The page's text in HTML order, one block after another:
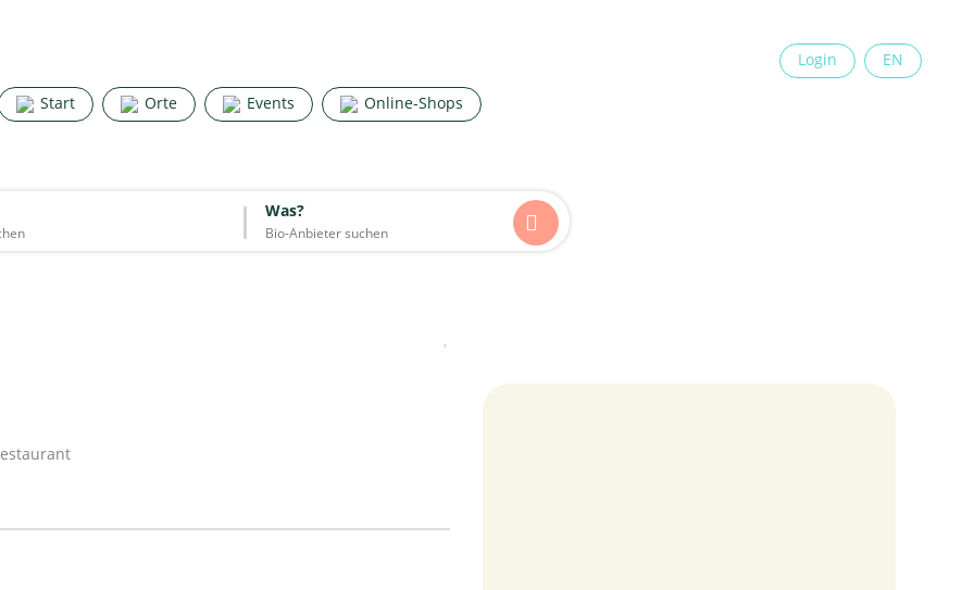
Start Orte Events Online-Shops
Login EN
Was?
×
Start Orte Events Online-Shops
Was?